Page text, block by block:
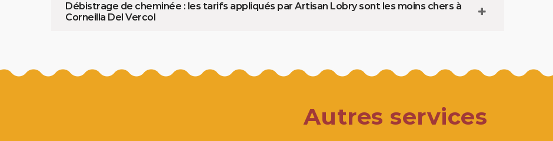
Débistrage de cheminée : les tarifs appliqués par Artisan Lobry sont les moins chers à
Corneilla Del Vercol
Autres services